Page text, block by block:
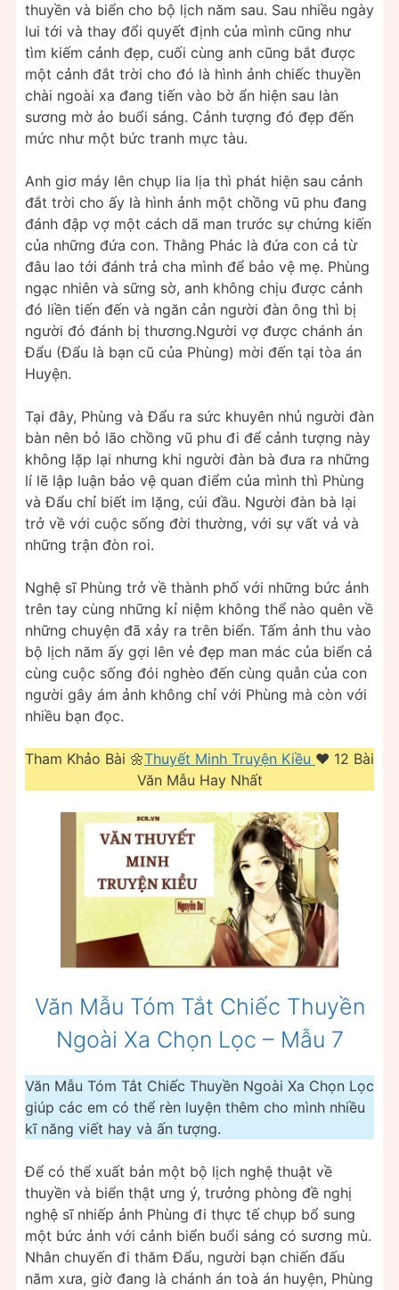
thuyền và biển cho bộ lịch năm sau. Sau nhiều ngày
lui tới và thay đổi quyết định của mình cũng như
tìm kiếm cảnh đẹp, cuối cùng anh cũng bắt được
một cảnh đắt trời cho đó là hình ảnh chiếc thuyền
chài ngoài xa đang tiến vào bờ ẩn hiện sau làn
sương mờ ảo buổi sáng. Cảnh tượng đó đẹp đến
mức như một bức tranh mực tàu.
Anh giơ máy lên chụp lia lịa thì phát hiện sau cảnh
đắt trời cho ấy là hình ảnh một chồng vũ phu đang
đánh đập vợ một cách dã man trước sự chứng kiến
của những đứa con. Thằng Phác là đứa con cả từ
đâu lao tới đánh trả cha mình để bảo vệ mẹ. Phùng
ngạc nhiên và sững sờ, anh không chịu được cảnh
đó liền tiến đến và ngăn cản người đàn ông thì bị
người đó đánh bị thương.Người vợ được chánh án
Đẩu (Đẩu là bạn cũ của Phùng) mời đến tại tòa án
Huyện.
Tại đây, Phùng và Đẩu ra sức khuyên nhủ người đàn
bàn nên bỏ lão chồng vũ phu đi để cảnh tượng này
không lặp lại nhưng khi người đàn bà đưa ra những
lí lẽ lập luận bảo vệ quan điểm của mình thì Phùng
và Đẩu chỉ biết im lặng, cúi đầu. Người đàn bà lại
trở về với cuộc sống đời thường, với sự vất vả và
những trận đòn roi.
Nghệ sĩ Phùng trở về thành phố với những bức ảnh
trên tay cùng những kỉ niệm không thể nào quên về
những chuyện đã xảy ra trên biển. Tấm ảnh thu vào
bộ lịch năm ấy gợi lên vẻ đẹp man mác của biển cả
cùng cuộc sống đói nghèo đến cùng quẫn của con
người gây ám ảnh không chỉ với Phùng mà còn với
nhiều bạn đọc.
Tham Khảo Bài 🌼Thuyết Minh Truyện Kiều ❤️️ 12 Bài
Văn Mẫu Hay Nhất
Văn Mẫu Tóm Tắt Chiếc Thuyền
Ngoài Xa Chọn Lọc – Mẫu 7
Văn Mẫu Tóm Tắt Chiếc Thuyền Ngoài Xa Chọn Lọc
giúp các em có thể rèn luyện thêm cho mình nhiều
kĩ năng viết hay và ấn tượng.
Để có thể xuất bản một bộ lịch nghệ thuật về
thuyền và biển thật ưng ý, trưởng phòng đề nghị
nghệ sĩ nhiếp ảnh Phùng đi thực tế chụp bổ sung
một bức ảnh với cảnh biển buổi sáng có sương mù.
Nhân chuyến đi thăm Đẩu, người bạn chiến đấu
năm xưa, giờ đang là chánh án toà án huyện, Phùng